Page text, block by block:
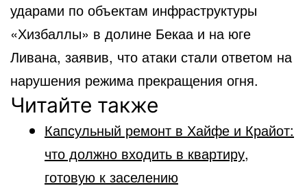
ударами по объектам инфраструктуры
«Хизбаллы» в долине Бекаа и на юге
Ливана, заявив, что атаки стали ответом на
нарушения режима прекращения огня.
Читайте также
Капсульный ремонт в Хайфе и Крайот:
что должно входить в квартиру,
готовую к заселению